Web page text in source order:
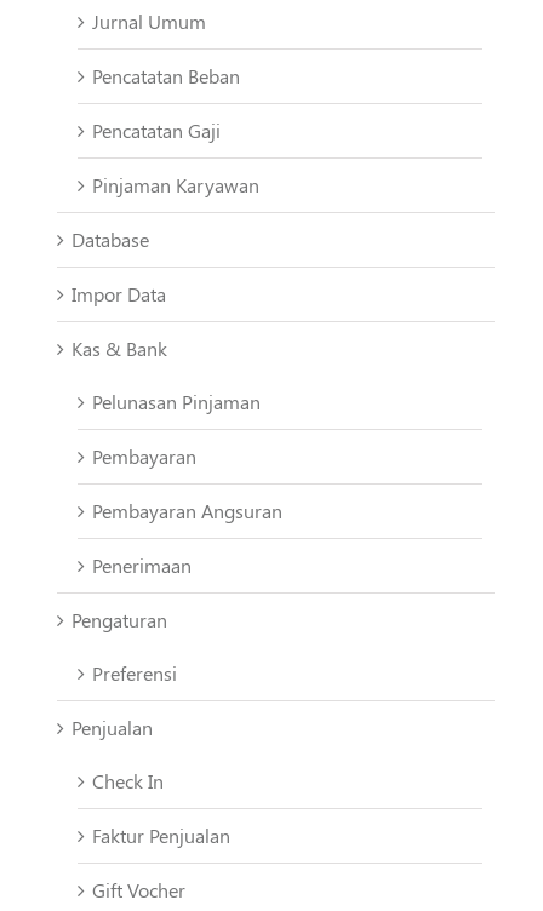
Jurnal Umum
Pencatatan Beban
Pencatatan Gaji
Pinjaman Karyawan
Database
Impor Data
Kas & Bank
Pelunasan Pinjaman
Pembayaran
Pembayaran Angsuran
Penerimaan
Pengaturan
Preferensi
Penjualan
Check In
Faktur Penjualan
Gift Vocher